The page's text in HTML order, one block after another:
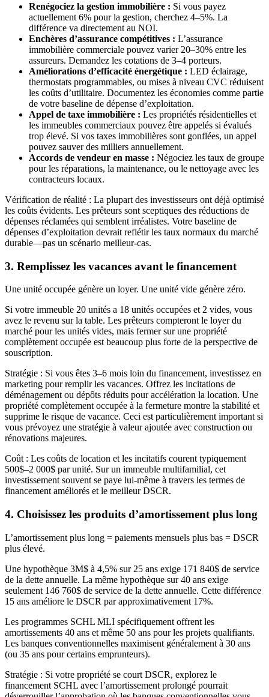
Renégociez la gestion immobilière : Si vous payez
actuellement 6% pour la gestion, cherchez 4–5%. La
différence va directement au NOI.
Enchères d’assurance compétitives : L’assurance
immobilière commerciale pouvez varier 20–30% entre les
assureurs. Demandez les cotations de 3–4 porteurs.
Améliorations d’efficacité énergétique : LED éclairage,
thermostats programmables, ou mises à niveau CVC réduisent
les coûts d’utilitaire. Documentez les économies comme partie
de votre baseline de dépense d’exploitation.
Appel de taxe immobilière : Les propriétés résidentielles et
les immeubles commerciaux pouvez être appelés si évalués
trop élevé. Si vos taxes immobilières sont gonflées, un appel
pouvez sauver des milliers annuellement.
Accords de vendeur en masse : Négociez les taux de groupe
pour les réparations, la maintenance, ou le nettoyage avec les
contracteurs locaux.
Vérification de réalité : La plupart des investisseurs ont déjà optimisé
les coûts évidents. Les prêteurs sont sceptiques des réductions de
dépenses réclamées qui semblent irréalistes. Votre baseline de
dépenses d’exploitation devrait reflétir les taux normaux du marché
durable—pas un scénario meilleur-cas.
3. Remplissez les vacances avant le financement
Une unité occupée génère un loyer. Une unité vide génère zéro.
Si votre immeuble 20 unités a 18 unités occupées et 2 vides, vous
avez le revenu sur la table. Les prêteurs compteront le loyer du
marché pour les unités vides, mais fermer sur une propriété
complètement occupée est beaucoup plus forte de la perspective de
souscription.
Stratégie : Si vous êtes 3–6 mois loin du financement, investissez en
marketing pour remplir les vacances. Offrez les incitations de
déménagement ou dépôts réduits pour accélération la location. Une
propriété complètement occupée à la fermeture montre la stabilité et
supprime le risque de vacance. Ceci est particulièrement important si
vous prévoyez une stratégie à valeur ajoutée avec construction ou
rénovations majeures.
Coût : Les coûts de location et les incitatifs courent typiquement
500$–2 000$ par unité. Sur un immeuble multifamilial, cet
investissement souvent se paye lui-même à travers les termes de
financement améliorés et le meilleur DSCR.
4. Choisissez les produits d’amortissement plus long
L’amortissement plus long = paiements mensuels plus bas = DSCR
plus élevé.
Une hypothèque 3M$ à 4,5% sur 25 ans exige 171 840$ de service
de la dette annuelle. La même hypothèque sur 40 ans exige
seulement 146 760$ de service de la dette annuelle. Cette différence
15 ans améliore le DSCR par approximativement 17%.
Les programmes SCHL MLI spécifiquement offrent les
amortissements 40 ans et même 50 ans pour les projets qualifiants.
Les banques conventionnelles maximisent généralement à 30 ans
(ou 35 ans pour certains emprunteurs).
Stratégie : Si votre propriété se court DSCR, explorez le
financement SCHL avec l’amortissement prolongé pourrait